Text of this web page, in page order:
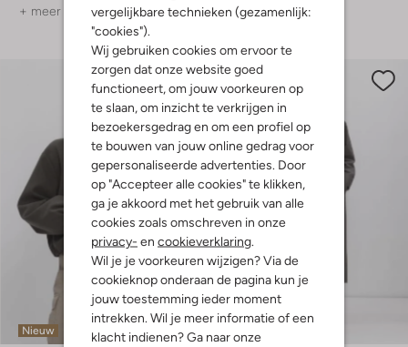
vergelijkbare technieken (gezamenlijk:
"cookies").
Wij gebruiken cookies om ervoor te
zorgen dat onze website goed
functioneert, om jouw voorkeuren op
te slaan, om inzicht te verkrijgen in
bezoekersgedrag en om een profiel op
te bouwen van jouw online gedrag voor
gepersonaliseerde advertenties. Door
op "Accepteer alle cookies" te klikken,
ga je akkoord met het gebruik van alle
cookies zoals omschreven in onze
privacy- en cookieverklaring
Wil je je voorkeuren wijzigen? Via de
cookieknop onderaan de pagina kun je
jouw toestemming ieder moment
intrekken. Wil je meer informatie of een
klacht indienen? Ga naar onze
+ meer kleuren + meer kleuren
Nieuw